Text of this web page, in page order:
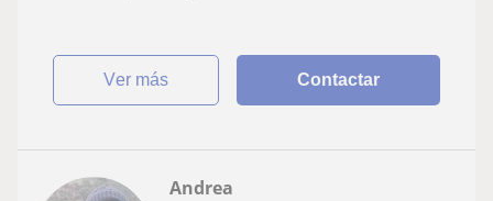
ver más Contactar
Andrea